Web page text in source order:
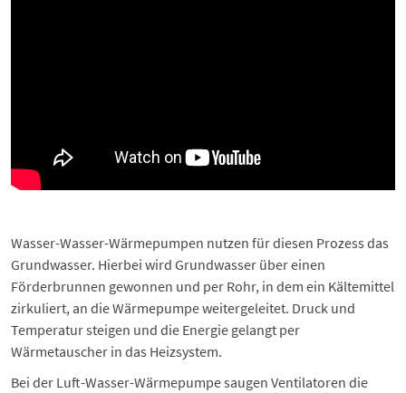
Wasser-Wasser-Wärmepumpen nutzen für diesen Prozess das
Grundwasser. Hierbei wird Grundwasser über einen
Förderbrunnen gewonnen und per Rohr, in dem ein Kältemittel
zirkuliert, an die Wärmepumpe weitergeleitet. Druck und
Temperatur steigen und die Energie gelangt per
Wärmetauscher in das Heizsystem.
Bei der Luft-Wasser-Wärmepumpe saugen Ventilatoren die